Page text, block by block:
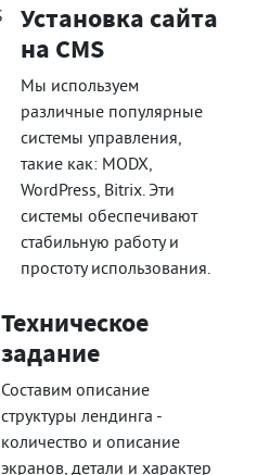
Установка сайта
на CMS
Мы используем
различные популярные
системы управления,
такие как: MODX,
WordPress, Bitrix. Эти
системы обеспечивают
стабильную работу и
простоту использования.
Техническое
задание
Составим описание
структуры лендинга -
количество и описание
экранов, детали и характер